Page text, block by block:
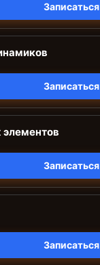
Записаться
Записаться
Записаться
Записаться